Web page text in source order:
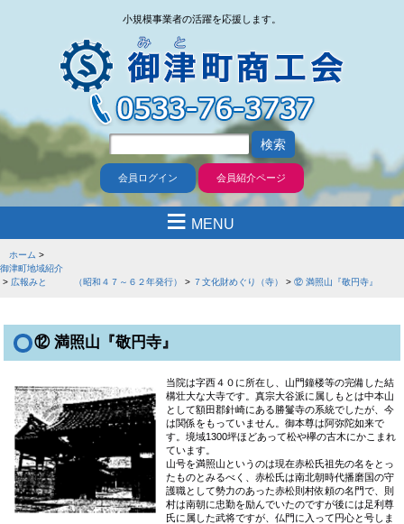
小規模事業者の活躍を応援します。
会員ログイン 会員紹介ページ
≡ MENU
ホーム
御津町地域紹介
広報みと （昭和４７～６２年発行）
７文化財めぐり（寺） ⑫ 満照山『敬円寺』
⑫ 満照山『敬円寺』
当院は字西４０に所在し、山門鐘楼等の完備した結
構壮大な大寺です。真宗大谷派に属しもとは中本山
として額田郡針崎にある勝鬘寺の系統でしたが、今
は関係をもっていません。御本尊は阿弥陀如来で
す。境域1300坪ほどあって松や欅の古木にかこまれ
ています。
山号を満照山というのは現在赤松氏祖先の名をとっ
たものとみるべく、赤松氏は南北朝時代播磨国の守
護職として勢力のあった赤松則村依頼の名門で、則
村は南朝に忠勤を励んでいたのですが後には足利尊
氏に属した武将ですが、仏門に入って円心と号しま